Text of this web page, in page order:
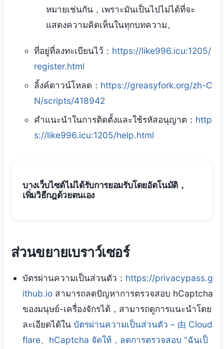
หมายเช่นกัน，เพราะมันเป็นไปไม่ได้ที่จะ
แสดงความคิดเห็นในทุกบทความ。
ที่อยู่ที่ลงทะเบียนไว้： https://like996.icu:1205/
register.html
ลิ้งค์ดาวน์โหลด： https://greasyfork.org/zh-C
N/scripts/418942
คำแนะนำในการติดตั้งและใช้รหัสอนุญาต： http
s://like996.icu:1205/help.html
บางเว็บไซต์ไม่ได้รับการยอมรับโดยอัตโนมัติ，
เพิ่มวิธีกฎด้วยตนเอง
ส่วนขยายเบราว์เซอร์
บัตรผ่านความเป็นส่วนตัว： https://privacypass.g
ithub.io สามารถลดปัญหาการตรวจสอบ hCaptcha
ของมนุษย์-เครื่องจักรได้，สามารถดูการแนะนำโดย
ละเอียดได้ในบัตรผ่านความเป็นส่วนตัว – 由 Cloud
flare、hCaptcha จัดให้，ลดการตรวจสอบ “ฉันเป็